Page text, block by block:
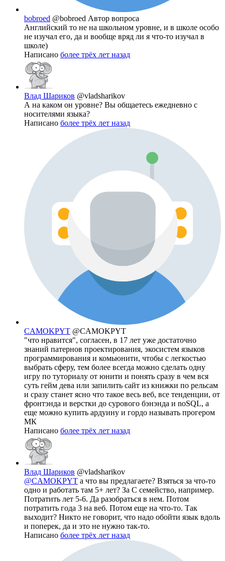
bobroed @bobroed Автор вопроса
Английский то не на школьном уровне, и в школе особо
не изучал его, да и вообще вряд ли я что-то изучал в
школе)
Написано более трёх лет назад
Влад Шариков @vladsharikov
А на каком он уровне? Вы общаетесь ежедневно с
носителями языка?
Написано более трёх лет назад
CAMOKPYT @CAMOKPYT
"что нравится", согласен, в 17 лет уже достаточно
знаний патернов проектирования, экосистем языков
программирования и комьюнити, чтобы с легкостью
выбрать сферу, тем более всегда можно сделать одну
игру по туториалу от юнити и понять сразу в чем вся
суть гейм дева или запилить сайт из книжки по рельсам
и сразу станет ясно что такое весь веб, все тенденции, от
фронтэнда и верстки до сурового бэнэнда и noSQL, а
еще можно купить ардуину и гордо называть прогером
МК
Написано более трёх лет назад
Влад Шариков @vladsharikov
@CAMOKPYT а что вы предлагаете? Взяться за что-то
одно и работать там 5+ лет? За С семейство, например.
Потратить лет 5-6. Да разобраться в нем. Потом
потратить года 3 на веб. Потом еще на что-то. Так
выходит? Никто не говорит, что надо обойти язык вдоль
и поперек, да и это не нужно так-то.
Написано более трёх лет назад